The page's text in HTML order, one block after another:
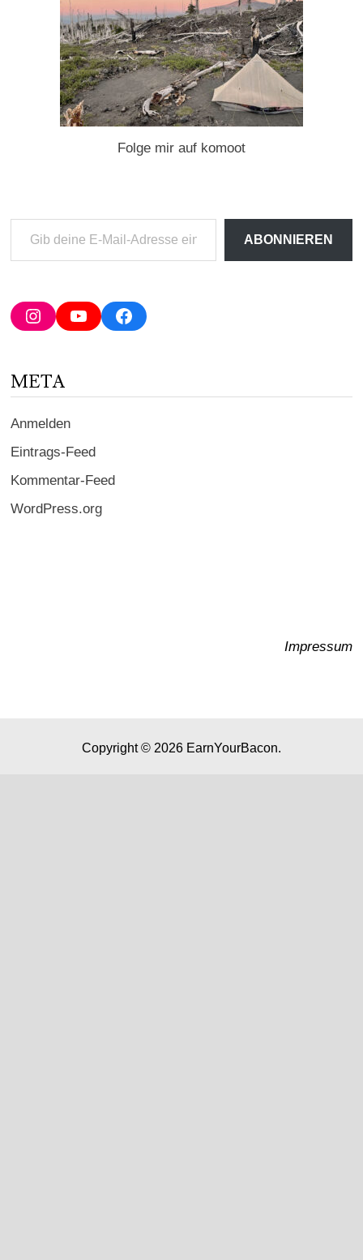
Folge mir auf komoot
deine
Adresse
ein ...
ABONNIEREN
InstagramYouTubeFacebook
META
Anmelden
Eintrags-Feed
Kommentar-Feed
WordPress.org
Impressum
Copyright © 2026 EarnYourBacon.